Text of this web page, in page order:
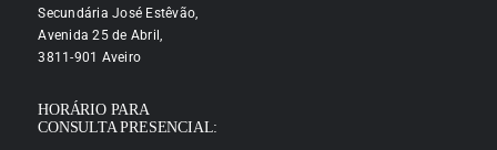
Secundária José Estêvão,
Avenida 25 de Abril,
3811-901 Aveiro
HORÁRIO PARA
CONSULTA PRESENCIAL: